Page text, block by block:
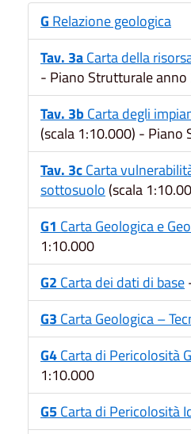
G Relazione geologica
Tav. 3aCarta della
- Piano Strutturale
Tav. 3bCarta degli
(scala 1:10.000) -
Tav. 3cCarta
sottosuolo (scala
G1 Carta Geologica e
1:10.000
G2 Carta dei dati di base
G3 Carta Geologica –
G4Carta di Pericolosità
1:10.000
G5Carta di Pericolosità